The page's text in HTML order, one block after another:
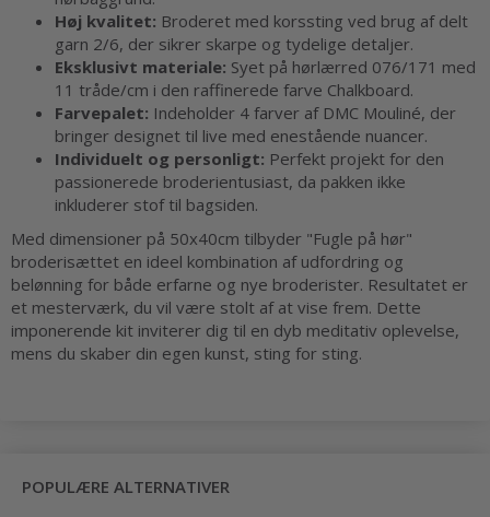
Høj kvalitet: Broderet med korssting ved brug af delt
garn 2/6, der sikrer skarpe og tydelige detaljer.
Eksklusivt materiale: Syet på hørlærred 076/171 med
11 tråde/cm i den raffinerede farve Chalkboard.
Farvepalet: Indeholder 4 farver af DMC Mouliné, der
bringer designet til live med enestående nuancer.
Individuelt og personligt: Perfekt projekt for den
passionerede broderientusiast, da pakken ikke
inkluderer stof til bagsiden.
Med dimensioner på 50x40cm tilbyder "Fugle på hør"
broderisættet en ideel kombination af udfordring og
belønning for både erfarne og nye broderister. Resultatet er
et mesterværk, du vil være stolt af at vise frem. Dette
imponerende kit inviterer dig til en dyb meditativ oplevelse,
mens du skaber din egen kunst, sting for sting.
POPULÆRE ALTERNATIVER